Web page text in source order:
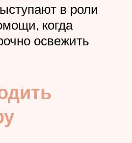
в роли
когда
освежить